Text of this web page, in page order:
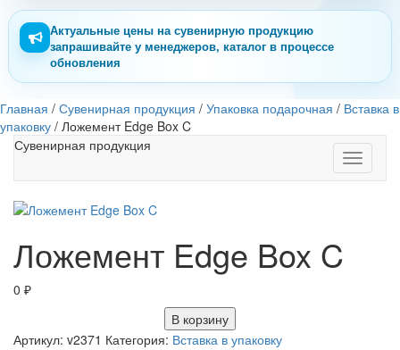
Актуальные цены на сувенирную продукцию
запрашивайте у менеджеров, каталог в процессе
обновления
Главная / Сувенирная продукция / Упаковка подарочная / Вставка в
упаковку / Ложемент Edge Box C
Toggle
Сувенирная продукция
Ложемент Edge Box C
0 ₽
В корзину
Артикул: v2371 Категория: Вставка в упаковку